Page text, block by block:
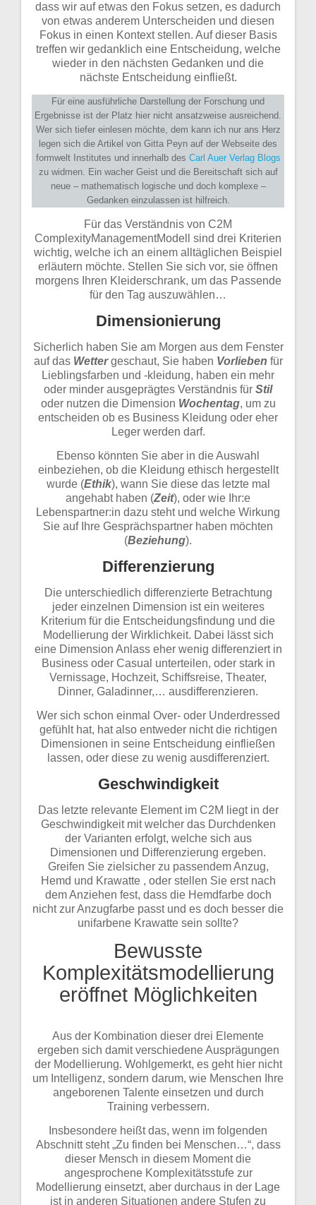
dass wir auf etwas den Fokus setzen, es dadurch
von etwas anderem Unterscheiden und diesen
Fokus in einen Kontext stellen. Auf dieser Basis
treffen wir gedanklich eine Entscheidung, welche
wieder in den nächsten Gedanken und die
nächste Entscheidung einfließt.
Für eine ausführliche Darstellung der Forschung und
Ergebnisse ist der Platz hier nicht ansatzweise ausreichend.
Wer sich tiefer einlesen möchte, dem kann ich nur ans Herz
legen sich die Artikel von Gitta Peyn auf der Webseite des
formwelt Institutes und innerhalb des Carl Auer Verlag Blogs
zu widmen. Ein wacher Geist und die Bereitschaft sich auf
neue – mathematisch logische und doch komplexe –
Gedanken einzulassen ist hilfreich.
Für das Verständnis von C2M
ComplexityManagementModell sind drei Kriterien
wichtig, welche ich an einem alltäglichen Beispiel
erläutern möchte. Stellen Sie sich vor, sie öffnen
morgens Ihren Kleiderschrank, um das Passende
für den Tag auszuwählen…
Dimensionierung
Sicherlich haben Sie am Morgen aus dem Fenster
auf das Wettergeschaut, Sie haben Vorlieben für
Lieblingsfarben und -kleidung, haben ein mehr
oder minder ausgeprägtes Verständnis für Stil
oder nutzen die Dimension Wochentag, um zu
entscheiden ob es Business Kleidung oder eher
Leger werden darf.
Ebenso könnten Sie aber in die Auswahl
einbeziehen, ob die Kleidung ethisch hergestellt
wurde (Ethik), wann Sie diese das letzte mal
angehabt haben (Zeit), oder wie Ihr:e
Lebenspartner:in dazu steht und welche Wirkung
Sie auf Ihre Gesprächspartner haben möchten
(Beziehung).
Differenzierung
Die unterschiedlich differenzierte Betrachtung
jeder einzelnen Dimension ist ein weiteres
Kriterium für die Entscheidungsfindung und die
Modellierung der Wirklichkeit. Dabei lässt sich
eine Dimension Anlass eher wenig differenziert in
Business oder Casual unterteilen, oder stark in
Vernissage, Hochzeit, Schiffsreise, Theater,
Dinner, Galadinner,… ausdifferenzieren.
Wer sich schon einmal Over- oder Underdressed
gefühlt hat, hat also entweder nicht die richtigen
Dimensionen in seine Entscheidung einfließen
lassen, oder diese zu wenig ausdifferenziert.
Geschwindigkeit
Das letzte relevante Element im C2M liegt in der
Geschwindigkeit mit welcher das Durchdenken
der Varianten erfolgt, welche sich aus
Dimensionen und Differenzierung ergeben.
Greifen Sie zielsicher zu passendem Anzug,
Hemd und Krawatte , oder stellen Sie erst nach
dem Anziehen fest, dass die Hemdfarbe doch
nicht zur Anzugfarbe passt und es doch besser die
unifarbene Krawatte sein sollte?
Bewusste
Komplexitätsmodellierung
eröffnet Möglichkeiten
Aus der Kombination dieser drei Elemente
ergeben sich damit verschiedene Ausprägungen
der Modellierung. Wohlgemerkt, es geht hier nicht
um Intelligenz, sondern darum, wie Menschen Ihre
angeborenen Talente einsetzen und durch
Training verbessern.
Insbesondere heißt das, wenn im folgenden
Abschnitt steht „Zu finden bei Menschen…“, dass
dieser Mensch in diesem Moment die
angesprochene Komplexitätsstufe zur
Modellierung einsetzt, aber durchaus in der Lage
ist in anderen Situationen andere Stufen zu